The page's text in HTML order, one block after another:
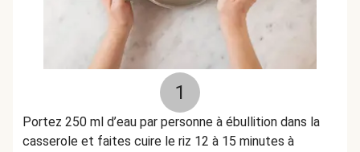
1
Portez 250 ml d’eau par personne à ébullition dans la
casserole et faites cuire le riz 12 à 15 minutes à